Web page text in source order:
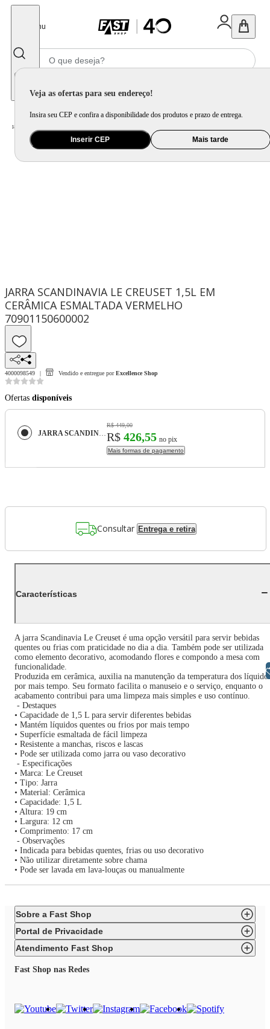
Menu
Veja as ofertas para seu endereço!
Insira seu CEP e confira a disponibilidade dos produtos e prazo de entrega.
Inserir CEP Mais tarde
Home
JARRA SCANDINAVIA LE CREUSET 1,5L EM
CERÂMICA ESMALTADA VERMELHO
70901150600002
4000098549 Vendido e entregue por Excellence Shop
Ofertas disponíveis
JARRA SCANDINAVIA LE CREUSET 1,5L EM CERÂMICA ESMALTADA VERMELHO 70901150600002
R$ 449,00
R$ 426,55 no pix
Mais formas de pagamento
Consultar Entrega e retira
Características
A jarra Scandinavia Le Creuset é uma opção versátil para servir bebidas
quentes ou frias com praticidade no dia a dia. Também pode ser utilizada
como elemento decorativo, acomodando flores e compondo a mesa com
funcionalidade.
Produzida em cerâmica, auxilia na manutenção da temperatura dos
por mais tempo. Seu formato facilita o manuseio e o serviço, enquanto o
acabamento contribui para uma limpeza mais simples e uso contínuo.
- Destaques
• Capacidade de 1,5 L para servir diferentes bebidas
• Mantém líquidos quentes ou frios por mais tempo
• Superfície esmaltada de fácil limpeza
• Resistente a manchas, riscos e lascas
• Pode ser utilizada como jarra ou vaso decorativo
- Especificações
• Marca: Le Creuset
• Tipo: Jarra
• Material: Cerâmica
• Capacidade: 1,5 L
• Altura: 19 cm
• Largura: 12 cm
• Comprimento: 17 cm
- Observações
• Indicada para bebidas quentes, frias ou uso decorativo
• Não utilizar diretamente sobre chama
• Pode ser lavada em lava-louças ou manualmente
Sobre a Fast Shop
Portal de Privacidade
Atendimento Fast Shop
Fast Shop nas Redes